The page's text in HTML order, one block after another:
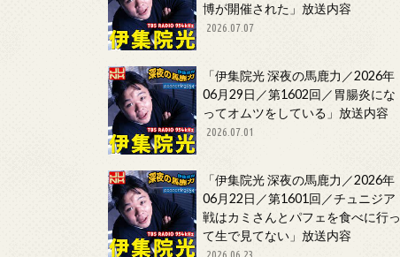
博が開催された」放送内容
2026.07.07
「伊集院光 深夜の馬鹿力／2026年
06月29日／第1602回／胃腸炎にな
ってオムツをしている」放送内容
2026.07.01
「伊集院光 深夜の馬鹿力／2026年
06月22日／第1601回／チュニジア
戦はカミさんとパフェを食べに行っ
て生で見てない」放送内容
2026.06.23